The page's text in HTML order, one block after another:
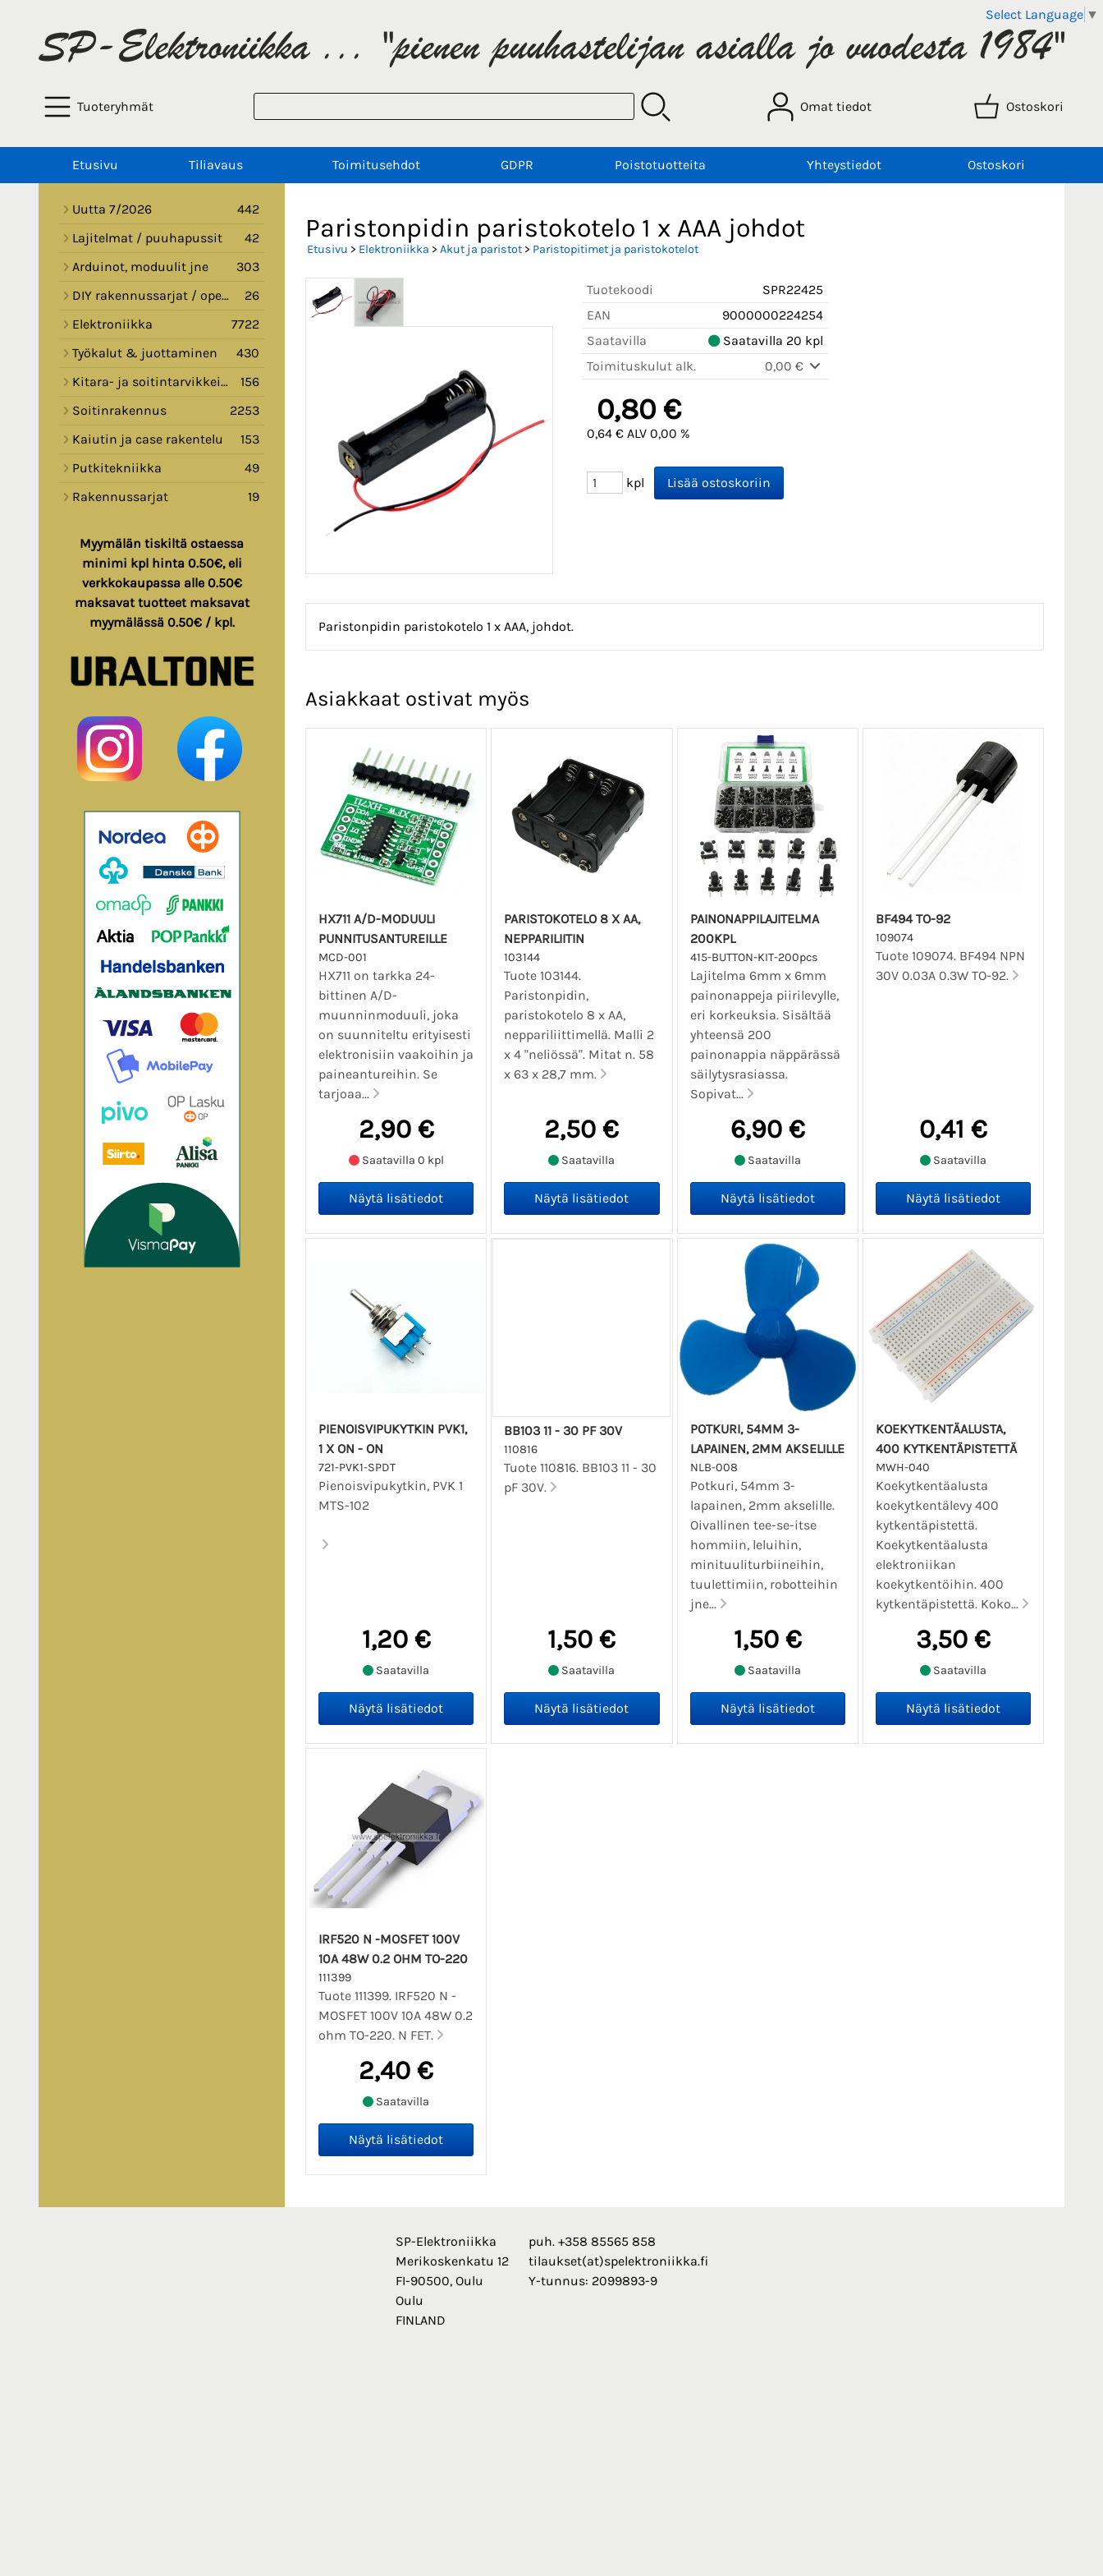
Select Language ▼
Tuoteryhmät Omat tiedot Ostoskori
Etusivu Tiliavaus Toimitusehdot GDPR Poistotuotteita Yhteystiedot Ostoskori
Uutta 7/2026
442
Lajitelmat / puuhapussit
42
Arduinot, moduulit jne
303
DIY rakennussarjat / opetussarjat
26
Elektroniikka
7722
Työkalut & juottaminen
430
Kitara- ja soitintarvikkeita
156
Soitinrakennus
2253
Kaiutin ja case rakentelu
153
Putkitekniikka
49
Rakennussarjat
19
Myymälän tiskiltä ostaessa
minimi kpl hinta 0.50€, eli
verkkokaupassa alle 0.50€
maksavat tuotteet maksavat
myymälässä 0.50€ / kpl.
Paristonpidin paristokotelo 1 x AAA johdot
Etusivu > Elektroniikka > Akut ja paristot> Paristopitimet ja paristokotelot
Tuotekoodi
SPR22425
EAN
9000000224254
Saatavilla
Saatavilla 20 kpl
Toimituskulut alk.
0,00 €
0,80 €
0,64 € ALV 0,00 %
kpl
Paristonpidin paristokotelo 1 x AAA, johdot.
Asiakkaat ostivat myös
HX711 A/D-MODUULI
PUNNITUSANTUREILLE
MCD-001
HX711 on tarkka 24-
bittinen A/D-
muunninmoduuli, joka
on suunniteltu erityisesti
elektronisiin vaakoihin ja
paineantureihin. Se
tarjoaa...
2,90 €
Saatavilla 0 kpl
PARISTOKOTELO 8 X AA,
NEPPARILIITIN
103144
Tuote 103144.
Paristonpidin,
paristokotelo 8 x AA,
neppariliittimellä. Malli 2
x 4 "neliössä". Mitat n. 58
x 63 x 28,7 mm.
2,50 €
Saatavilla
PAINONAPPILAJITELMA
200KPL
415-BUTTON-KIT-200pcs
Lajitelma 6mm x 6mm
painonappeja piirilevylle,
eri korkeuksia. Sisältää
yhteensä 200
painonappia näppärässä
säilytysrasiassa.
Sopivat...
6,90 €
Saatavilla
BF494 TO-92
109074
Tuote 109074. BF494 NPN
30V 0.03A 0.3W TO-92.
0,41 €
Saatavilla
PIENOISVIPUKYTKIN PVK1,
1 X ON - ON
721-PVK1-SPDT
Pienoisvipukytkin, PVK 1
MTS-102
1,20 €
Saatavilla
BB103 11 - 30 PF 30V
110816
Tuote 110816. BB103 11 - 30
pF 30V.
1,50 €
Saatavilla
POTKURI, 54MM 3-
LAPAINEN, 2MM AKSELILLE
NLB-008
Potkuri, 54mm 3-
lapainen, 2mm akselille.
Oivallinen tee-se-itse
hommiin, leluihin,
minituuliturbiineihin,
tuulettimiin, robotteihin
jne...
1,50 €
Saatavilla
KOEKYTKENTÄALUSTA,
400 KYTKENTÄPISTETTÄ
MWH-040
Koekytkentäalusta
koekytkentälevy 400
kytkentäpistettä.
Koekytkentäalusta
elektroniikan
koekytkentöihin. 400
kytkentäpistettä. Koko...
3,50 €
Saatavilla
IRF520 N -MOSFET 100V
10A 48W 0.2 OHM TO-220
111399
Tuote 111399. IRF520 N -
MOSFET 100V 10A 48W 0.2
ohm TO-220. N FET.
2,40 €
Saatavilla
SP-Elektroniikka
Merikoskenkatu 12
FI-90500, Oulu
Oulu
FINLAND
puh. +358 85565 858
tilaukset(at)spelektroniikka.fi
Y-tunnus: 2099893-9